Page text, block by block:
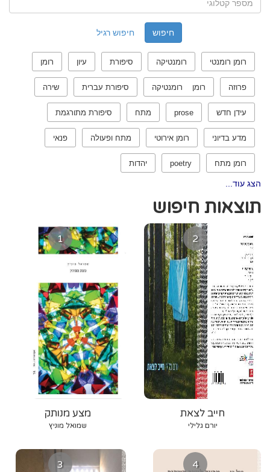
חיפוש רגיל
רומן רומנטי רומנטיקה סיפורת עיון רומן
פרוזה רומן רומנטיקה סיפורת עברית שירה
עידן חדש prose מתח סיפורת מתורגמת
מדע בדיוני רומן אירוטי מתח ופעולה פנאי
רומן מתח poetry יהדות
הצג עוד...
תוצאות חיפוש
1
מצע מנותק
שמואל מוניץ
2
חייב לצאת
יורם גלילי
3 4